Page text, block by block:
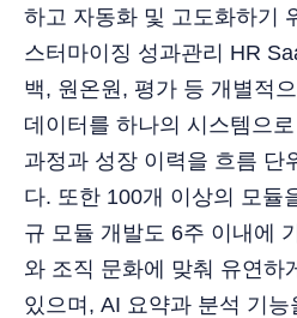
하고 자동화 및 고도화하기
스터마이징 성과관리 HR
백, 원온원, 평가 등 개별적
데이터를 하나의 시스템으
과정과 성장 이력을 흐름 단
다. 또한 100개 이상의 모듈
규 모듈 개발도 6주 이내에
와 조직 문화에 맞춰 유연하
있으며, AI 요약과 분석 기